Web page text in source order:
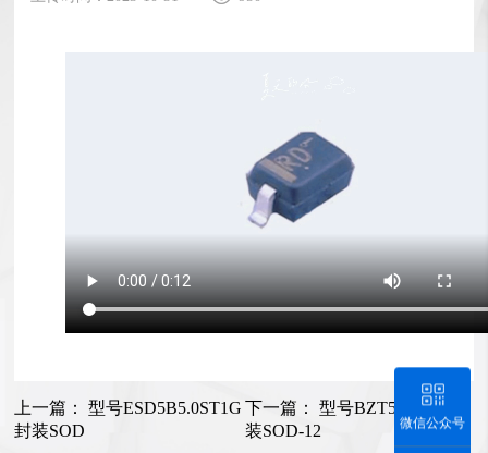
上一篇：型号ESD5B5.0ST1G
封装SOD
下一篇： 型号BZT52C5V1 封
装SOD-12
微信公众号